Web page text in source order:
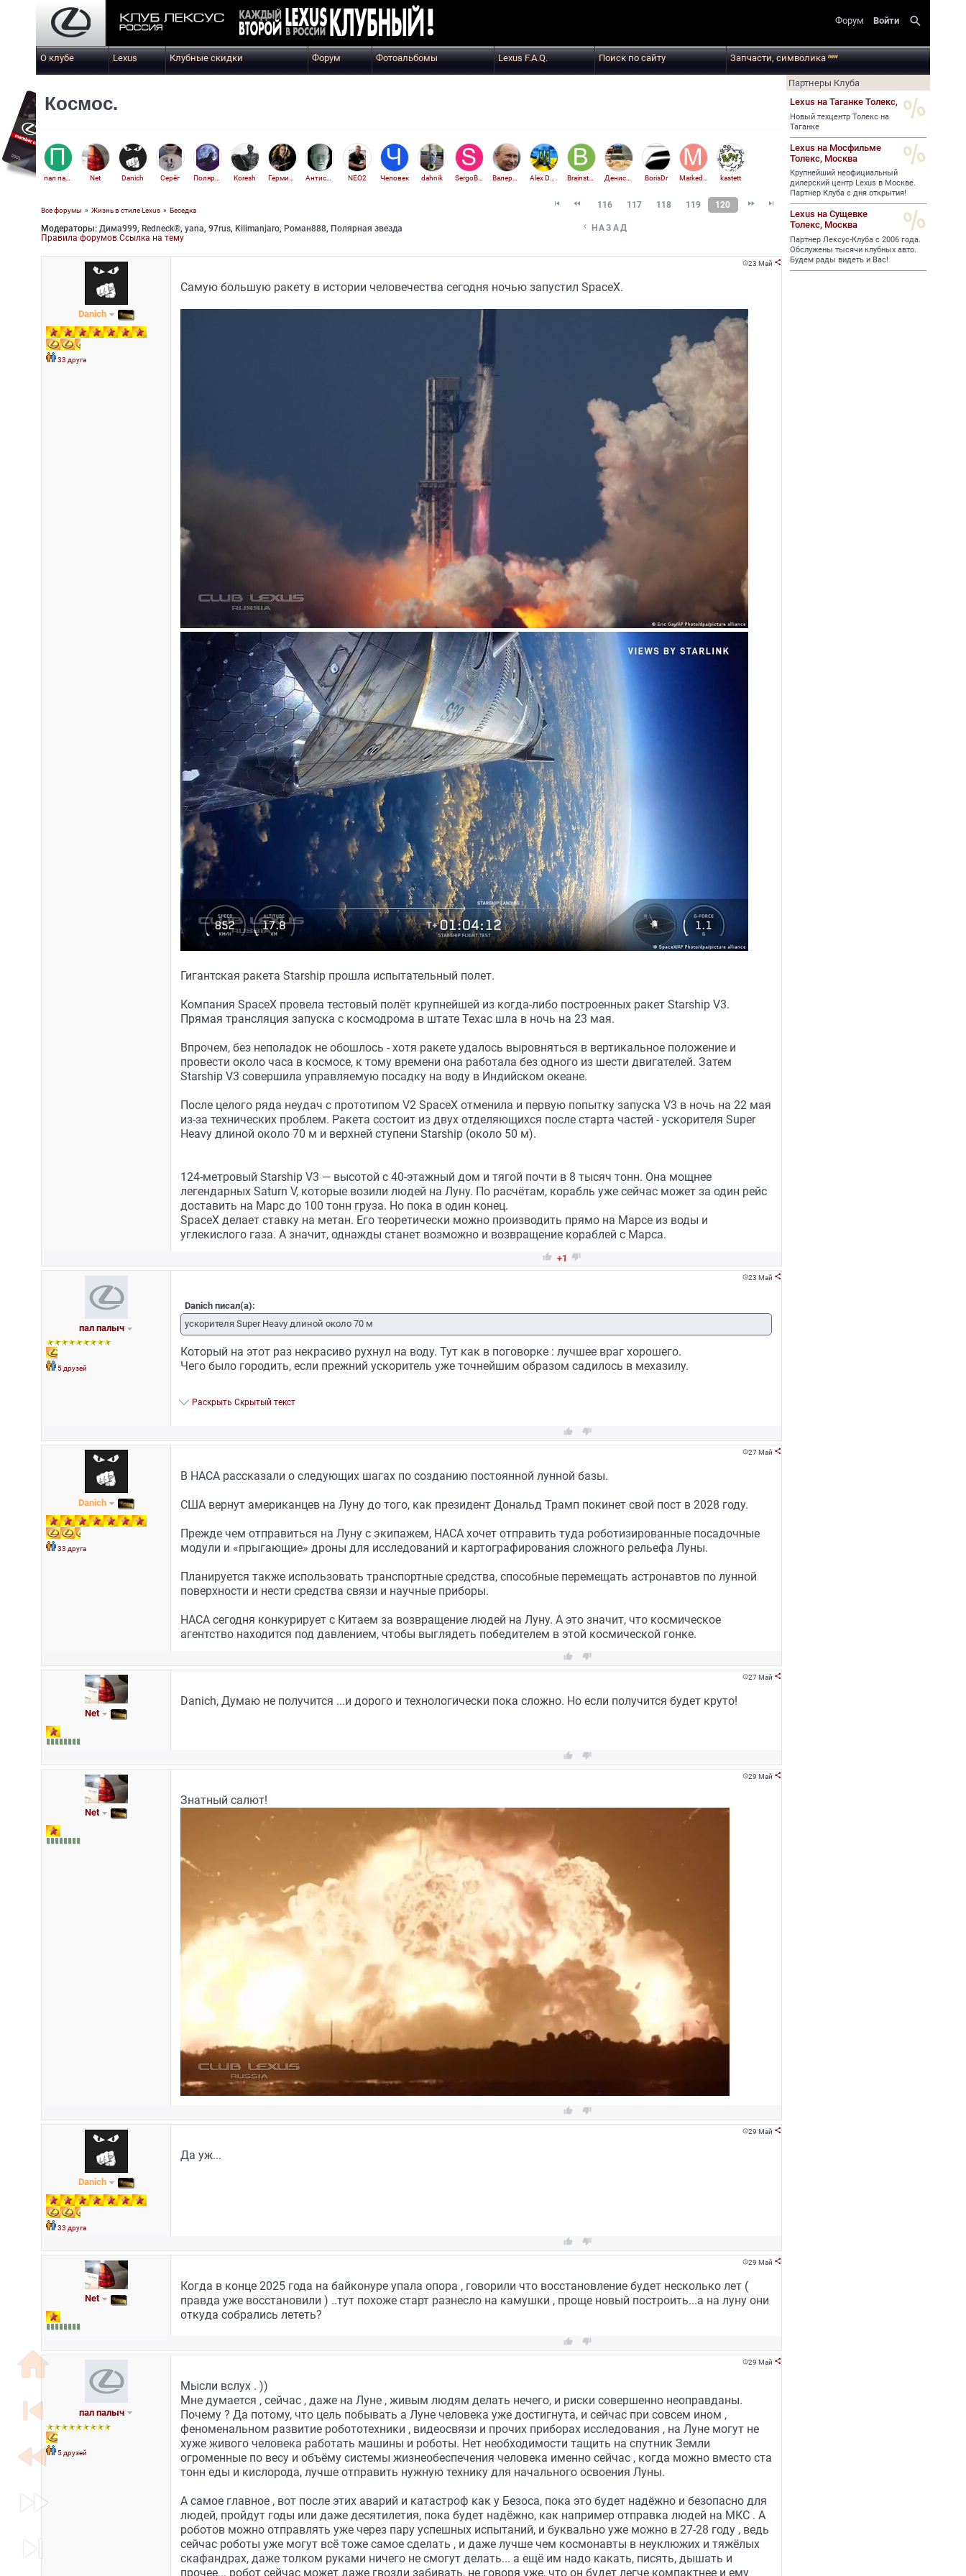
Форум Войти search
О клубе Lexus Клубные скидки Форум Фотоальбомы Lexus F.A.Q. Поиск по сайту Запчасти, символикаnew
home
skip_previous
fast_rewind
fast_forward
skip_next
Космос.
пал палыч Net Danich Серёг Полярная звезда Koresh Антисатин NEO2 Человек dahnik SergoBSA Валердос Brainstorm ДенисRX BorisDr kastett
Aleksejs
Все форумы » Жизнь в стиле Lexus» Беседка
Модераторы: Дима999, Redneck®, yana, 97rus, Kilimanjaro, Роман888, Полярная звезда
Правила форумов Ссылка на тему
  116 117 118 119 120  
 НАЗАД
Danich
33 друга
23 Май 
Самую большую ракету в истории человечества сегодня ночью запустил SpaceX.
Гигантская ракета Starship прошла испытательный полет.
Компания SpaceX провела тестовый полёт крупнейшей из когда-либо построенных ракет Starship V3.
Прямая трансляция запуска с космодрома в штате Техас шла в ночь на 23 мая.
Впрочем, без неполадок не обошлось - хотя ракете удалось выровняться в вертикальное положение и
провести около часа в космосе, к тому времени она работала без одного из шести двигателей. Затем
Starship V3 совершила управляемую посадку на воду в Индийском океане.
После целого ряда неудач с прототипом V2 SpaceX отменила и первую попытку запуска V3 в ночь на 22 мая
из-за технических проблем. Ракета состоит из двух отделяющихся после старта частей - ускорителя Super
Heavy длиной около 70 м и верхней ступени Starship (около 50 м).
124-метровый Starship V3 — высотой с 40-этажный дом и тягой почти в 8 тысяч тонн. Она мощнее
легендарных Saturn V, которые возили людей на Луну. По расчётам, корабль уже сейчас может за один рейс
доставить на Марс до 100 тонн груза. Но пока в один конец.
SpaceX делает ставку на метан. Его теоретически можно производить прямо на Марсе из воды и
углекислого газа. А значит, однажды станет возможно и возвращение кораблей с Марса.
 +1 
пал палыч
5 друзей
23 Май 
Danich писал(а):
ускорителя Super Heavy длиной около 70 м
Который на этот раз некрасиво рухнул на воду. Тут как в поговорке : лучшее враг хорошего.
Чего было городить, если прежний ускоритель уже точнейшим образом садилось в мехазилу.
Раскрыть Скрытый текст
 
Danich
33 друга
27 Май 
В НАСА рассказали о следующих шагах по созданию постоянной лунной базы.
США вернут американцев на Луну до того, как президент Дональд Трамп покинет свой пост в 2028 году.
Прежде чем отправиться на Луну с экипажем, НАСА хочет отправить туда роботизированные посадочные
модули и «прыгающие» дроны для исследований и картографирования сложного рельефа Луны.
Планируется также использовать транспортные средства, способные перемещать астронавтов по лунной
поверхности и нести средства связи и научные приборы.
НАСА сегодня конкурирует с Китаем за возвращение людей на Луну. А это значит, что космическое
агентство находится под давлением, чтобы выглядеть победителем в этой космической гонке.
 
Net
27 Май 
Danich, Думаю не получится ...и дорого и технологически пока сложно. Но если получится будет круто!
 
Net
29 Май 
Знатный салют!
 
Danich
33 друга
29 Май 
Да уж...
 
Net
29 Май 
Когда в конце 2025 года на байконуре упала опора , говорили что восстановление будет несколько лет (
правда уже восстановили ) ..тут похоже старт разнесло на камушки , проще новый построить...а на луну они
откуда собрались лететь?
 
пал палыч
5 друзей
29 Май 
Мысли вслух . ))
Мне думается , сейчас , даже на Луне , живым людям делать нечего, и риски совершенно неоправданы.
Почему ? Да потому, что цель побывать а Луне человека уже достигнута, и сейчас при совсем ином ,
феноменальном развитие робототехники , видеосвязи и прочих приборах исследования , на Луне могут не
хуже живого человека работать машины и роботы. Нет необходимости тащить на спутник Земли
огроменные по весу и объёму системы жизнеобеспечения человека именно сейчас , когда можно вместо ста
тонн еды и кислорода, лучше отправить нужную технику для начального освоения Луны.
А самое главное , вот после этих аварий и катастроф как у Безоса, пока это будет надёжно и безопасно для
людей, пройдут годы или даже десятилетия, пока будет надёжно, как например отправка людей на МКС . А
роботов можно отправлять уже через пару успешных испытаний, и буквально уже можно в 27-28 году , ведь
сейчас роботы уже могут всё тоже самое сделать , и даже лучше чем космонавты в неуклюжих и тяжёлых
скафандрах, даже толком руками ничего не смогут делать... а ещё им надо какать, писять, дышать и
прочее... робот сейчас может даже гвозди забивать, не говоря уже, что он будет легче компактнее и ему
Партнеры Клуба
Lexus на Таганке Толекс,
Новый техцентр Толекс на
Таганке
Lexus на Мосфильме
Толекс, Москва
Крупнейший неофициальный
дилерский центр Lexus в Москве.
Партнер Клуба с дня открытия!
Lexus на Сущевке
Толекс, Москва
Партнер Лексус-Клуба с 2006 года.
Обслужены тысячи клубных авто.
Будем рады видеть и Вас!